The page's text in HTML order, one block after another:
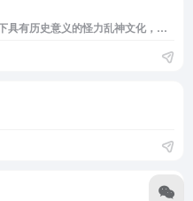
<p> 纪妖官方网站，收录中华上下具有历史意义的怪力乱神文化，包括但不仅限于妖，怪，神，魔，鬼，精，仙等，纪妖网带你了解古今中外不同的文化知识。 </p>